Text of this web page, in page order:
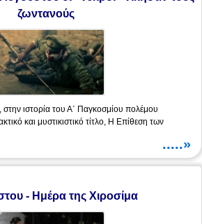
ζωντανούς
ιστορία του Α΄ Παγκοσμίου πολέμου
και μυστικιστικό τίτλο, Η Επίθεση των
.....»
- Ημέρα της Χιροσίμα